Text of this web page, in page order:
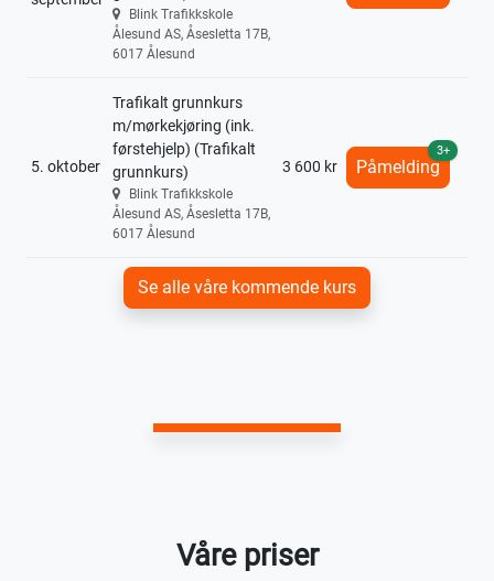
Blink Trafikkskole
Ålesund AS, Åsesletta 17B,
6017 Ålesund
5. oktober
Trafikalt grunnkurs
m/mørkekjøring (ink.
førstehjelp) (Trafikalt
grunnkurs)
Blink Trafikkskole
Ålesund AS, Åsesletta 17B,
6017 Ålesund
3 600 kr Påmelding
3+
Se alle våre kommende kurs
Våre priser